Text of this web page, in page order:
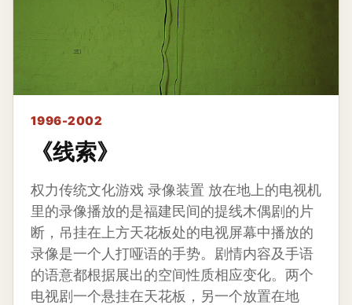
1996-2002
《线索》
权力传统文化游戏 录像装置 放在地上的电视机
里的录像播放的是福建民间的提线木偶剧的片
断，吊挂在上方天花板处的电视屏幕中播放的
录像是一个人打哑语的手势。剧情内容及手语
的语意都根据展出的空间性质相应变化。两个
电视剧一个悬挂在天花板，另一个放置在地